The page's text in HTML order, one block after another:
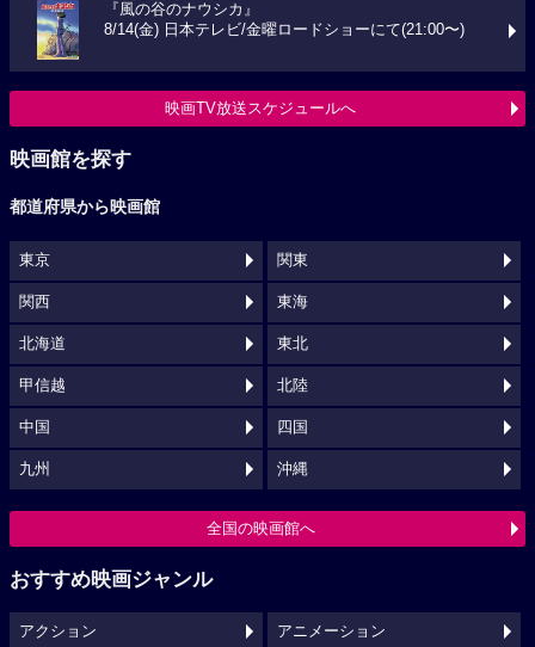
『風の谷のナウシカ』
8/14(金) 日本テレビ/金曜ロードショーにて(21:00〜)
映画TV放送スケジュールへ
映画館を探す
都道府県から映画館
東京 関東
関西 東海
北海道 東北
甲信越 北陸
中国 四国
九州 沖縄
全国の映画館へ
おすすめ映画ジャンル
アクション アニメーション